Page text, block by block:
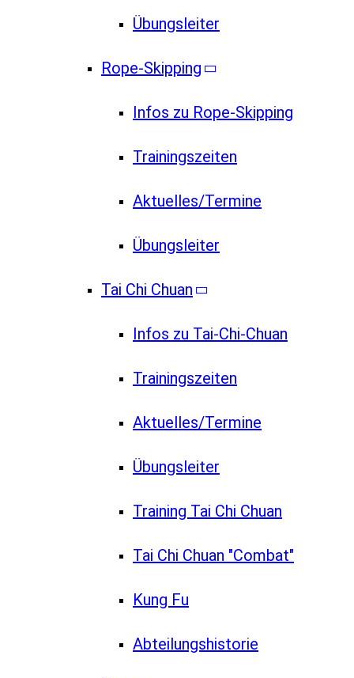
Übungsleiter
Rope-Skipping
Infos zu Rope-Skipping
Trainingszeiten
Aktuelles/Termine
Übungsleiter
Tai Chi Chuan
Infos zu Tai-Chi-Chuan
Trainingszeiten
Aktuelles/Termine
Übungsleiter
Training Tai Chi Chuan
Tai Chi Chuan "Combat"
Kung Fu
Abteilungshistorie